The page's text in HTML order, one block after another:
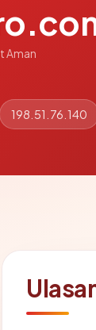
Aman
198.51.76.140